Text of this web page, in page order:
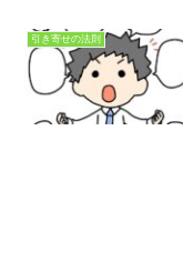
引き寄せの法則